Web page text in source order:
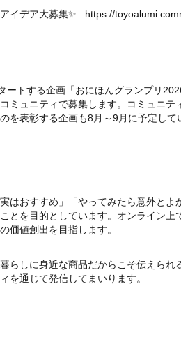
イデア大募集✨ : https://
ートする企画「おにほんグランプリ
ミュニティで募集します。コミュニ
を表彰する企画も8月～9月に予定して
はおすすめ」「やってみたら意外と
とを目的としています。オンライン上
価値創出を目指します。
らしに身近な商品だからこそ伝えられ
を通じて発信してまいります。